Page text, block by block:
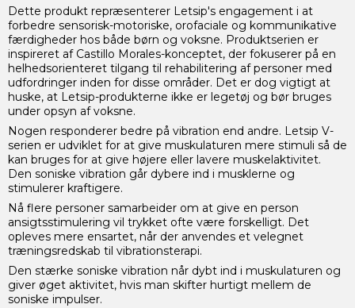
Dette produkt repræsenterer Letsip's engagement i at
forbedre sensorisk-motoriske, orofaciale og kommunikative
færdigheder hos både børn og voksne. Produktserien er
inspireret af Castillo Morales-konceptet, der fokuserer på en
helhedsorienteret tilgang til rehabilitering af personer med
udfordringer inden for disse områder. Det er dog vigtigt at
huske, at Letsip-produkterne ikke er legetøj og bør bruges
under opsyn af voksne.
Nogen responderer bedre på vibration end andre. Letsip V-
serien er udviklet for at give muskulaturen mere stimuli så de
kan bruges for at give højere eller lavere muskelaktivitet.
Den soniske vibration går dybere ind i musklerne og
stimulerer kraftigere.
Nå flere personer samarbeider om at give en person
ansigtsstimulering vil trykket ofte være forskelligt. Det
opleves mere ensartet, når der anvendes et velegnet
træningsredskab til vibrationsterapi.
Den stærke soniske vibration når dybt ind i muskulaturen og
giver øget aktivitet, hvis man skifter hurtigt mellem de
soniske impulser.